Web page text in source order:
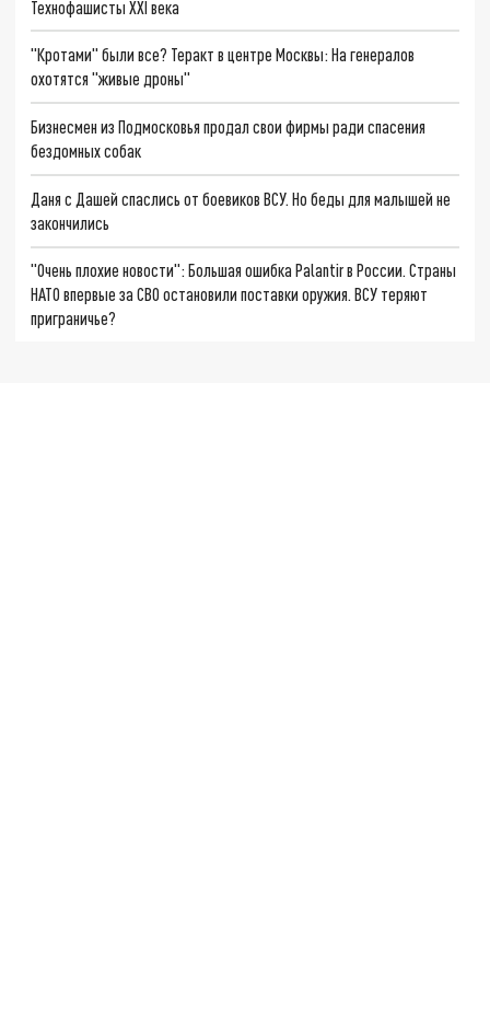
Технофашисты XXI века
"Кротами" были все? Теракт в центре Москвы: На генералов
охотятся "живые дроны"
Бизнесмен из Подмосковья продал свои фирмы ради спасения
бездомных собак
Даня с Дашей спаслись от боевиков ВСУ. Но беды для малышей не
закончились
"Очень плохие новости": Большая ошибка Palantir в России. Страны
НАТО впервые за СВО остановили поставки оружия. ВСУ теряют
приграничье?